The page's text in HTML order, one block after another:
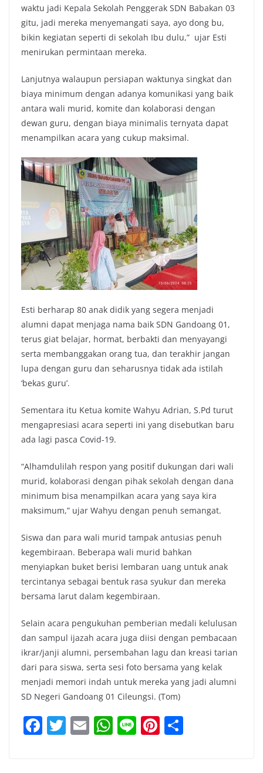
waktu jadi Kepala Sekolah Penggerak SDN Babakan 03
gitu, jadi mereka menyemangati saya, ayo dong bu,
bikin kegiatan seperti di sekolah Ibu dulu,” ujar Esti
menirukan permintaan mereka.
Lanjutnya walaupun persiapan waktunya singkat dan
biaya minimum dengan adanya komunikasi yang baik
antara wali murid, komite dan kolaborasi dengan
dewan guru, dengan biaya minimalis ternyata dapat
menampilkan acara yang cukup maksimal.
Esti berharap 80 anak didik yang segera menjadi
alumni dapat menjaga nama baik SDN Gandoang 01,
terus giat belajar, hormat, berbakti dan menyayangi
serta membanggakan orang tua, dan terakhir jangan
lupa dengan guru dan seharusnya tidak ada istilah
‘bekas guru’.
Sementara itu Ketua komite Wahyu Adrian, S.Pd turut
mengapresiasi acara seperti ini yang disebutkan baru
ada lagi pasca Covid-19.
“Alhamdulilah respon yang positif dukungan dari wali
murid, kolaborasi dengan pihak sekolah dengan dana
minimum bisa menampilkan acara yang saya kira
maksimum,” ujar Wahyu dengan penuh semangat.
Siswa dan para wali murid tampak antusias penuh
kegembiraan. Beberapa wali murid bahkan
menyiapkan buket berisi lembaran uang untuk anak
tercintanya sebagai bentuk rasa syukur dan mereka
bersama larut dalam kegembiraan.
Selain acara pengukuhan pemberian medali kelulusan
dan sampul ijazah acara juga diisi dengan pembacaan
ikrar/janji alumni, persembahan lagu dan kreasi tarian
dari para siswa, serta sesi foto bersama yang kelak
menjadi memori indah untuk mereka yang jadi alumni
SD Negeri Gandoang 01 Cileungsi. (Tom)
F T E W Li Pi